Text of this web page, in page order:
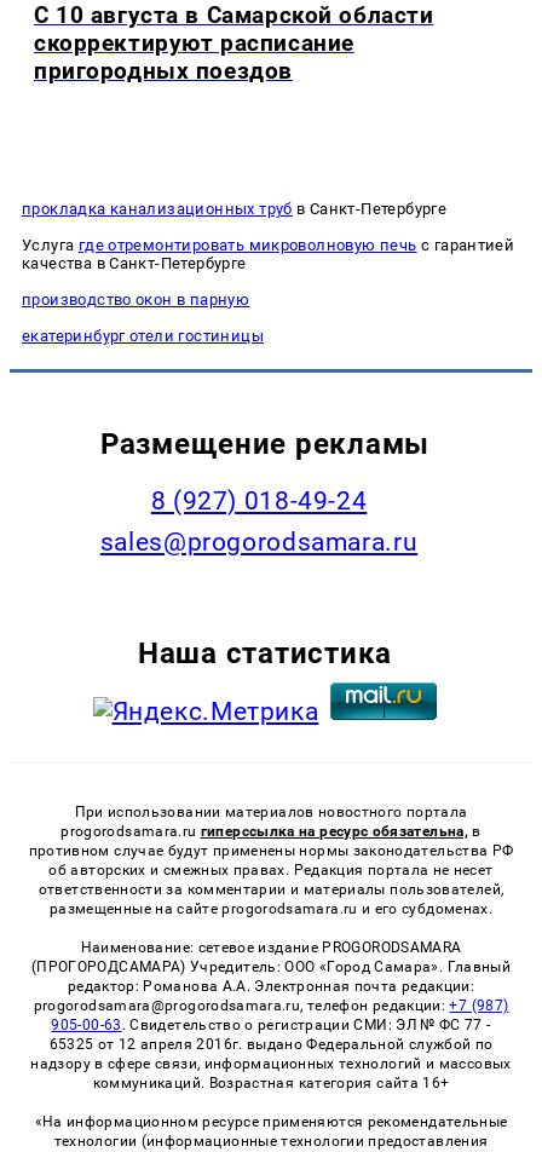
С 10 августа в Самарской области
скорректируют расписание
пригородных поездов
прокладка канализационных труб в Санкт-Петербурге
Услуга где отремонтировать микроволновую печь с гарантией
качества в Санкт-Петербурге
производство окон в парную
екатеринбург отели гостиницы
Размещение рекламы
8 (927) 018-49-24
sales@progorodsamara.ru
Наша статистика
При использовании материалов новостного портала
progorodsamara.ru гиперссылка на ресурс обязательна, в
противном случае будут применены нормы законодательства РФ
об авторских и смежных правах. Редакция портала не несет
ответственности за комментарии и материалы пользователей,
размещенные на сайте progorodsamara.ru и его субдоменах.
Наименование: сетевое издание PROGORODSAMARA
(ПРОГОРОДСАМАРА) Учредитель: ООО «Город Самара». Главный
редактор: Романова А.А. Электронная почта редакции:
progorodsamara@progorodsamara.ru, телефон редакции:+7 (987)
905-00-63 . Свидетельство о регистрации СМИ: ЭЛ № ФС 77 -
65325 от 12 апреля 2016г. выдано Федеральной службой по
надзору в сфере связи, информационных технологий и массовых
коммуникаций. Возрастная категория сайта 16+
«На информационном ресурсе применяются рекомендательные
технологии (информационные технологии предоставления